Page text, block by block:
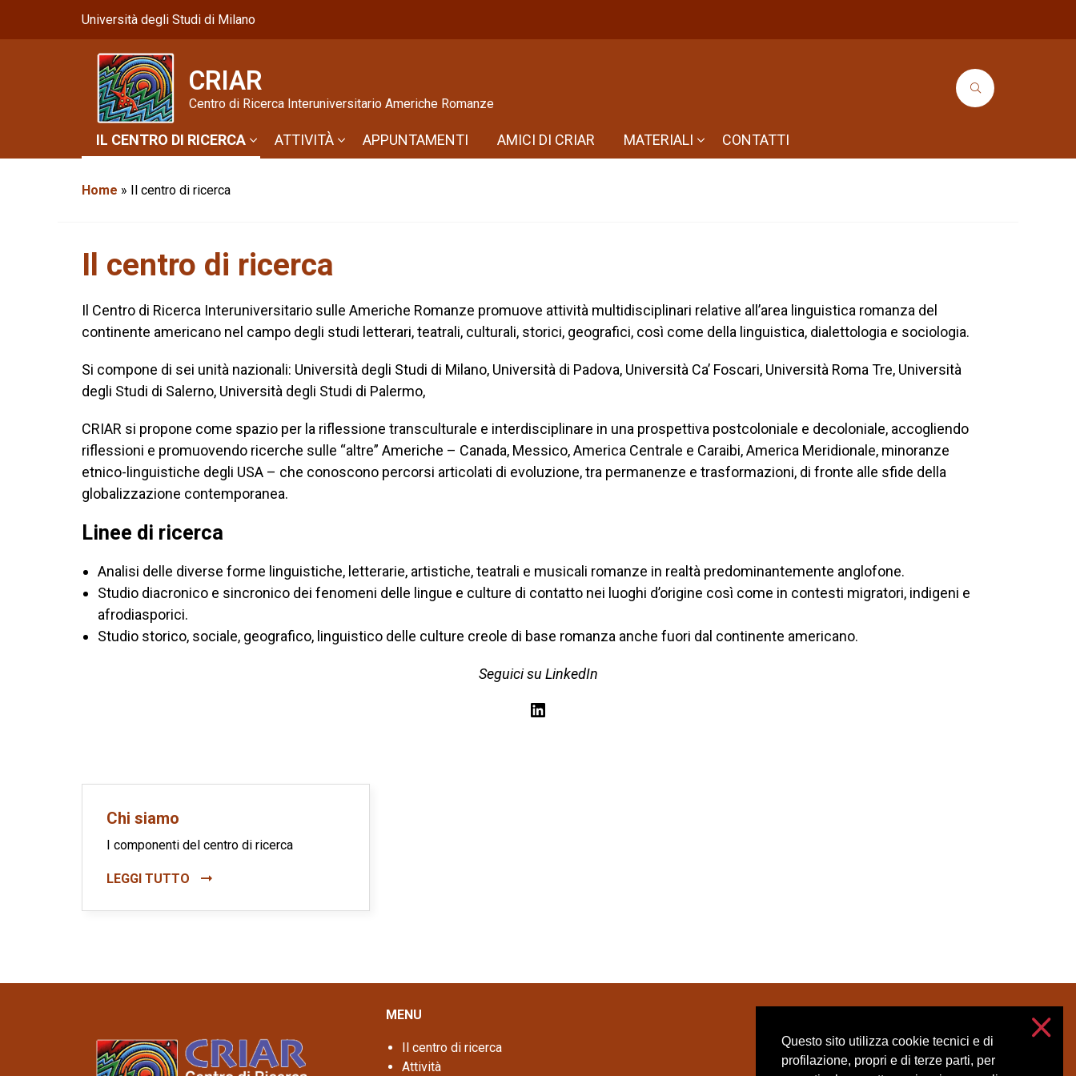
Questo sito utilizza cookie tecnici e di
profilazione, propri e di terze parti, per
Università degli Studi di Milano
CRIAR
Centro di Ricerca Interuniversitario Americhe Romanze
IL CENTRO DI RICERCA ATTIVITÀ APPUNTAMENTI AMICI DI CRIAR MATERIALI CONTATTI
Home » Il centro di ricerca
Il centro di ricerca
Il Centro di Ricerca Interuniversitario sulle Americhe Romanze promuove attività multidisciplinari relative all’area linguistica romanza del
continente americano nel campo degli studi letterari, teatrali, culturali, storici, geografici, così come della linguistica, dialettologia e sociologia.
Si compone di sei unità nazionali: Università degli Studi di Milano, Università di Padova, Università Ca’ Foscari, Università Roma Tre, Università
degli Studi di Salerno, Università degli Studi di Palermo,
CRIAR si propone come spazio per la riflessione transculturale e interdisciplinare in una prospettiva postcoloniale e decoloniale, accogliendo
riflessioni e promuovendo ricerche sulle “altre” Americhe – Canada, Messico, America Centrale e Caraibi, America Meridionale, minoranze
etnico-linguistiche degli USA – che conoscono percorsi articolati di evoluzione, tra permanenze e trasformazioni, di fronte alle sfide della
globalizzazione contemporanea.
Linee di ricerca
Analisi delle diverse forme linguistiche, letterarie, artistiche, teatrali e musicali romanze in realtà predominantemente anglofone.
Studio diacronico e sincronico dei fenomeni delle lingue e culture di contatto nei luoghi d’origine così come in contesti migratori, indigeni e
afrodiasporici.
Studio storico, sociale, geografico, linguistico delle culture creole di base romanza anche fuori dal continente americano.
Seguici su LinkedIn
LinkedIn
Chi siamo
I componenti del centro di ricerca
LEGGI TUTTO
MENU
Il centro di ricerca
Attività
Accessibilità
Privacy e cookies